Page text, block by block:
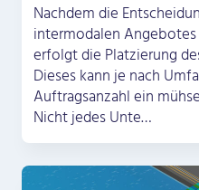
Nachdem die
intermodalen
erfolgt die Platzierung
Dieses kann je nach
Auftragsanzahl ein
Nicht jedes Unte…